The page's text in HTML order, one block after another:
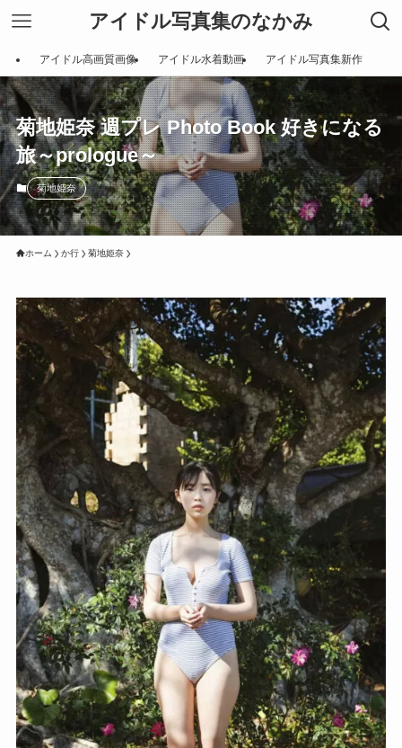
アイドル写真集のなかみ
アイドル高画質画像 アイドル水着動画 アイドル写真集新作
菊地姫奈 週プレ Photo Book 好きになる
旅～prologue～
菊地姫奈
ホーム か行 菊地姫奈